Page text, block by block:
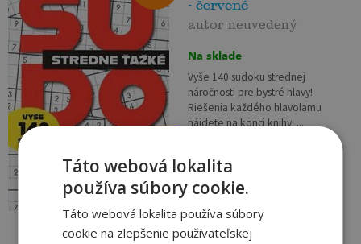
4,70€
- červené
autor neuvedený
Na sklade
Vyše 140 sudoku strednej
náročnosti pre bystré hlavy!
Riešenia každého hlavolamu
nájdete na konci knihy. ...
pridať do košíka
Táto webová lokalita
používa súbory cookie.
Táto webová lokalita používa súbory
cookie na zlepšenie používateľskej